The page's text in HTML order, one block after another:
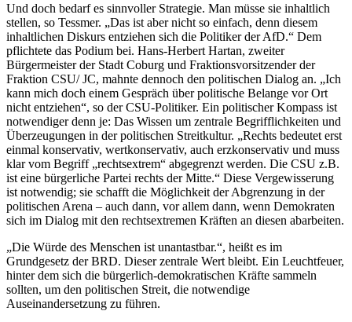
Und doch bedarf es sinnvoller Strategie. Man müsse sie inhaltlich
stellen, so Tessmer. „Das ist aber nicht so einfach, denn diesem
inhaltlichen Diskurs entziehen sich die Politiker der AfD.“ Dem
pflichtete das Podium bei. Hans-Herbert Hartan, zweiter
Bürgermeister der Stadt Coburg und Fraktionsvorsitzender der
Fraktion CSU/ JC, mahnte dennoch den politischen Dialog an. „Ich
kann mich doch einem Gespräch über politische Belange vor Ort
nicht entziehen“, so der CSU-Politiker. Ein politischer Kompass ist
notwendiger denn je: Das Wissen um zentrale Begrifflichkeiten und
Überzeugungen in der politischen Streitkultur. „Rechts bedeutet erst
einmal konservativ, wertkonservativ, auch erzkonservativ und muss
klar vom Begriff „rechtsextrem“ abgegrenzt werden. Die CSU z.B.
ist eine bürgerliche Partei rechts der Mitte.“ Diese Vergewisserung
ist notwendig; sie schafft die Möglichkeit der Abgrenzung in der
politischen Arena – auch dann, vor allem dann, wenn Demokraten
sich im Dialog mit den rechtsextremen Kräften an diesen abarbeiten.
„Die Würde des Menschen ist unantastbar.“, heißt es im
Grundgesetz der BRD. Dieser zentrale Wert bleibt. Ein Leuchtfeuer,
hinter dem sich die bürgerlich-demokratischen Kräfte sammeln
sollten, um den politischen Streit, die notwendige
Auseinandersetzung zu führen.